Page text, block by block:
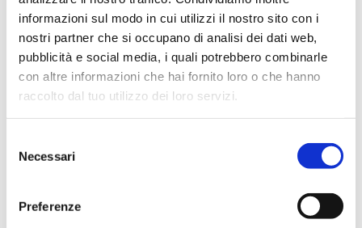
informazioni sul modo in cui utilizzi il nostro sito con i
nostri partner che si occupano di analisi dei dati web,
pubblicità e social media, i quali potrebbero combinarle
con altre informazioni che hai fornito loro o che hanno
raccolto dal tuo utilizzo dei loro servizi.
delNecessari
Preferenze
Ambientale Biologico e diagnostico Chimico